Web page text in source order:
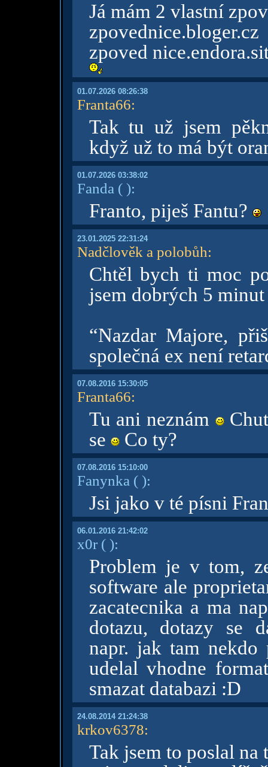
Já mám 2 vlastní
zpovednice.bloger.cz
zpoved
01.07.2026 08:26:38
Franta66:
Tak tu už jsem
když už to má být
01.07.2026 03:38:02
Fanda ( ):
Franto, piješ Fantu?
23.01.2025 22:31:24
Nadčlověk a polobůh:
Chtěl bych ti moc
jsem dobrých 5
“Nazdar Majore,
společná ex není
07.08.2016 15:30:05
Franta66:
Tu ani neznám
se
Co ty?
07.08.2016 15:10:00
Fanynka ( ):
Jsi jako v té písni
06.01.2016 21:42:02
x0r( ):
Problem je v tom,
software ale
zacatecnika a ma
dotazu, dotazy se
napr. jak tam nekdo
udelal vhodne
smazat databazi :D
24.08.2014 21:24:38
krkov6378:
Tak jsem to poslal na